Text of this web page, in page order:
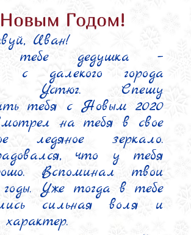
Иван!
тебе дедушка –
с далекого города
Устюг. Спешу
тебя с Новым 2020
на тебя в свое
ледяное зеркало.
что у тебя
Вспоминал твои
годы. Уже тогда в тебе
сильная воля и